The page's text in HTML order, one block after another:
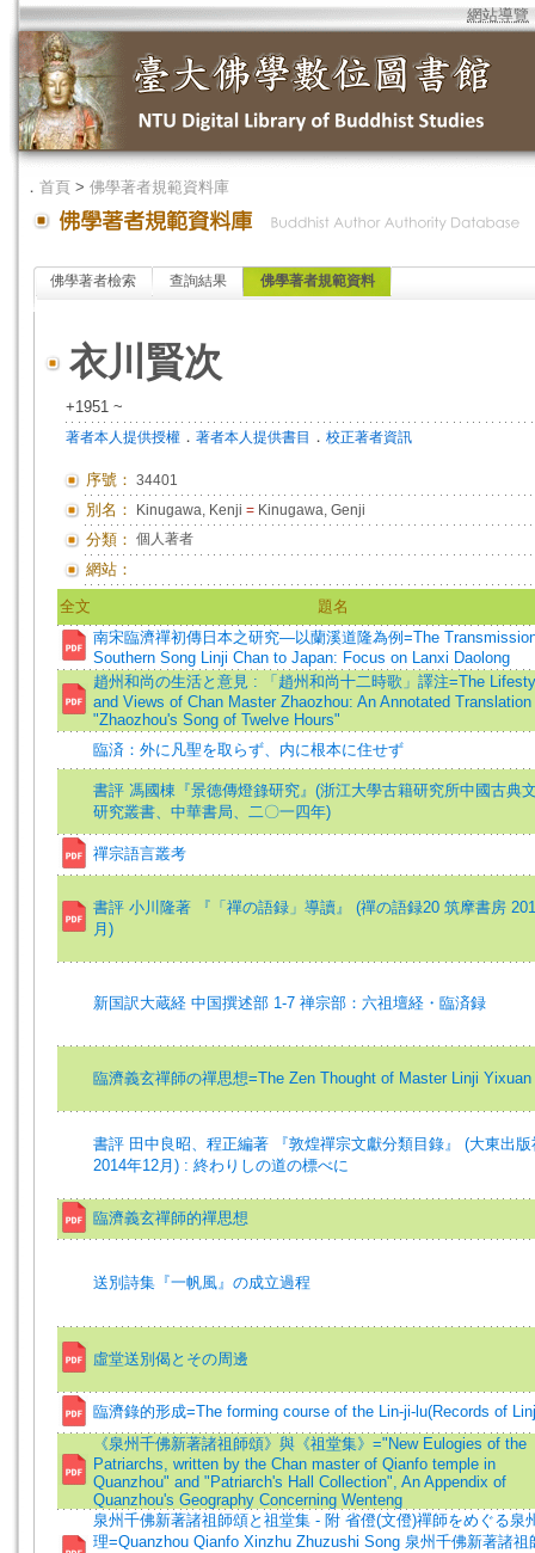
網站導覽
． 首頁 > 佛學著者規範資料庫
佛學著者檢索 查詢結果 佛學著者規範資料
衣川賢次
+1951 ~
著者本人提供授權 ． 著者本人提供書目 ． 校正著者資訊
序號： 34401
別名： Kinugawa, Kenji = Kinugawa, Genji
分類： 個人著者
網站：
全文
題名
南宋臨濟禪初傳日本之研究—以蘭溪道隆為例=The
Southern Song Linji Chan to Japan: Focus on Lanxi Daolong
趙州和尚の生活と意見 : 「趙州和尚十二時歌」譯注=The
and Views of Chan Master Zhaozhou: An Annotated Translation
"Zhaozhou's Song of Twelve Hours"
臨済：外に凡聖を取らず、内に根本に住せず
書評 馮國棟『景德傳燈錄研究』(浙江大學古籍研究所中國古典
研究叢書、中華書局、二〇一四年)
禪宗語言叢考
書評 小川隆著 『「禪の語録」導讀』 (禪の語録20 筑摩書房
月)
新国訳大蔵経 中国撰述部 1-7 禅宗部：六祖壇経・臨済録
臨濟義玄禪師の禪思想=The Zen Thought of Master Linji Yixuan
書評 田中良昭、程正編著 『敦煌禪宗文獻分類目錄』 (大東出版
2014年12月) : 終わりしの道の標べに
臨濟義玄禪師的禪思想
送別詩集『一帆風』の成立過程
虛堂送別偈とその周邊
臨濟錄的形成=The forming course of the Lin-ji-lu(Records of
《泉州千佛新著諸祖師頌》與《祖堂集》="New Eulogies of the
Patriarchs, written by the Chan master of Qianfo temple in
Quanzhou" and "Patriarch's Hall Collection", An Appendix of
Quanzhou's Geography Concerning Wenteng
泉州千佛新著諸祖師頌と祖堂集 - 附 省僜(文僜)禪師をめぐる泉
理=Quanzhou Qianfo Xinzhu Zhuzushi Song 泉州千佛新著諸祖